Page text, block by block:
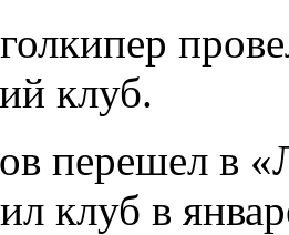
клуб.
перешел в
клуб в